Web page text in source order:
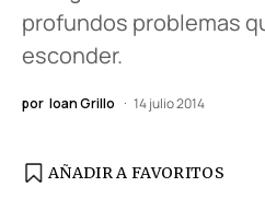
profundos problemas
esconder.
por Ioan Grillo 14 julio 2014
AÑADIR A FAVORITOS